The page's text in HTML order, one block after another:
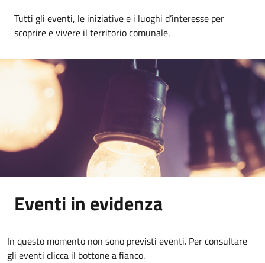
Tutti gli eventi, le iniziative e i luoghi d’interesse per
scoprire e vivere il territorio comunale.
Eventi in evidenza
In questo momento non sono previsti eventi. Per consultare
gli eventi clicca il bottone a fianco.